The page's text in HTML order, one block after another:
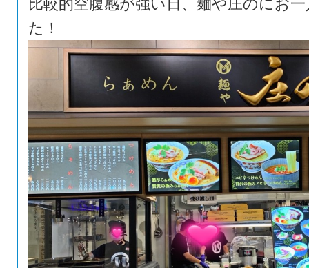
比較的空腹感が強い日、麺や庄のにお
た！